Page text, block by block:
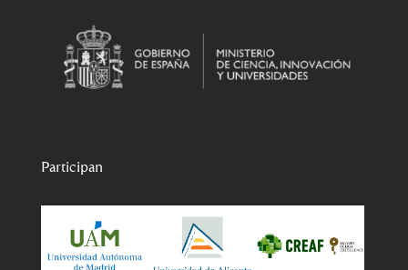
Participan